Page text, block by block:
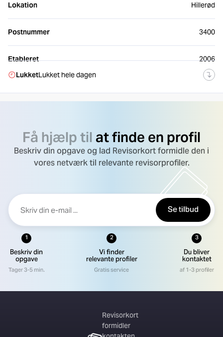
Lokation Hillerød
Postnummer 3400
Etableret
2006
LukketLukket hele dagen
Få hjælp til at finde en profil
Beskriv din opgave og lad Revisorkort formidle den i
vores netværk til relevante revisorprofiler.
Se tilbud
1
Beskriv din
opgave
Tager 3-5 min.
2
Vi finder
relevante profiler
Gratis service
3
Du bliver
kontaktet
af 1-3 profiler
Revisorkort
formidler